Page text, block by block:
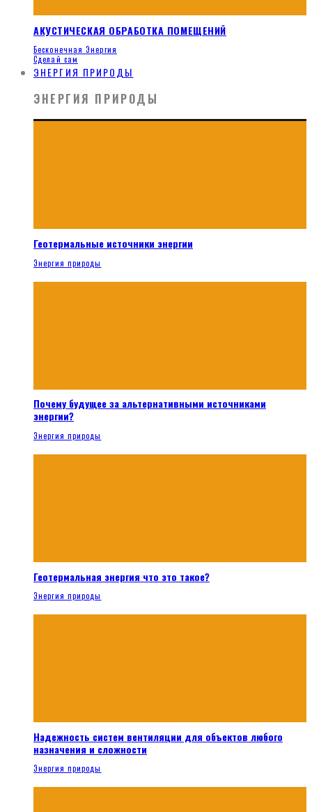
АКУСТИЧЕСКАЯ ОБРАБОТКА ПОМЕЩЕНИЙ
Бесконечная Энергия
Сделай сам
ЭНЕРГИЯ ПРИРОДЫ
ЭНЕРГИЯ ПРИРОДЫ
Геотермальные источники энергии
Энергия природы
Почему будущее за альтернативными источниками
энергии?
Энергия природы
Геотермальная энергия что это такое?
Энергия природы
Надежность систем вентиляции для объектов любого
назначения и сложности
Энергия природы